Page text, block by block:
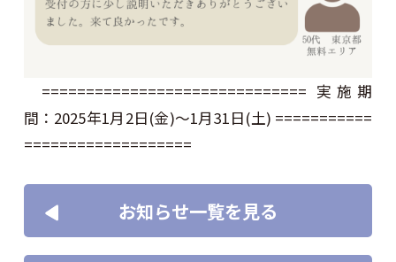
============================== 実施期
間：2025年1月2日(金)～1月31日(土) ===========
===================
お知らせ一覧を見る